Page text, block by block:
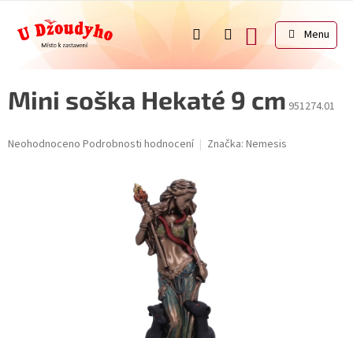
obsah
NÁKUPNÍ
KOŠÍK
Mini soška Hekaté 9 cm 951274.01
Průměrné
Neohodnoceno Podrobnosti hodnocení Značka: Nemesis